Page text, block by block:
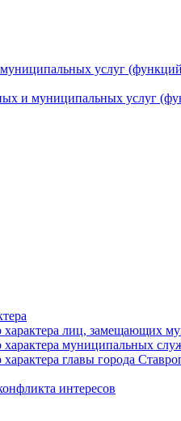
услуг
и муниципальных услуг
характера лиц,
характера муниципальных
главы города
интересов